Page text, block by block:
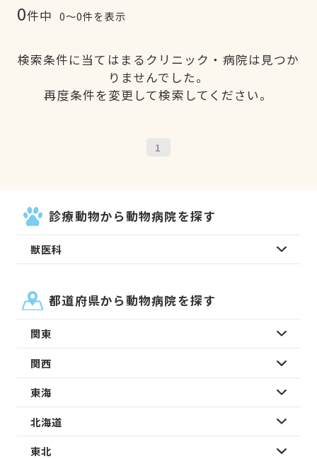
0件中 0〜0件を表示
検索条件に当てはまるクリニック・病院は見つか
りませんでした。
再度条件を変更して検索してください。
1
診療動物から動物病院を探す
獣医科
都道府県から動物病院を探す
関東
関西
東海
北海道
東北